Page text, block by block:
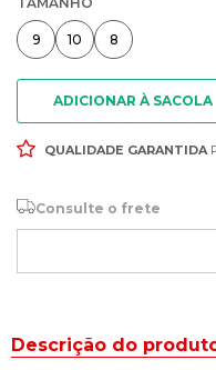
9 10 8
ADICIONAR À SACOLA
QUALIDADE GARANTIDA
Consulte o frete
Descrição do